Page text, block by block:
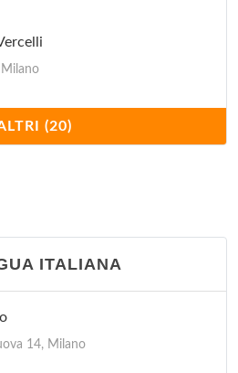
12, Milano
- Piemonte
(20)
ITALIANA
14, Milano